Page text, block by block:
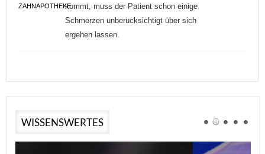
ZAHNAPOTHEKEkommt, muss der Patient schon einige
Schmerzen unberücksichtigt über sich
ergehen lassen.
WISSENSWERTES